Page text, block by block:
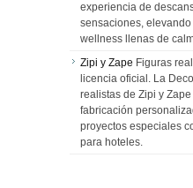
experiencia de
sensaciones,
wellness llenas de
Zipi y Zape Figuras
licencia oficial. La
realistas de Zipi y
fabricación
proyectos especiales
para hoteles.